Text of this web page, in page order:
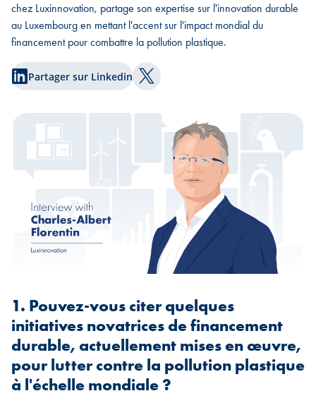
chez Luxinnovation, partage son expertise sur l'innovation durable
au Luxembourg en mettant l'accent sur l'impact mondial du
financement pour combattre la pollution plastique.
Partager sur Linkedin Partager sur Twitter
1. Pouvez-vous citer quelques
initiatives novatrices de financement
durable, actuellement mises en œuvre,
pour lutter contre la pollution plastique
à l'échelle mondiale ?